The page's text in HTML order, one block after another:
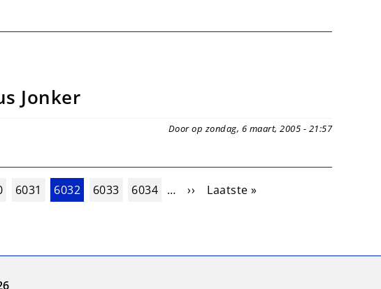
Jonker
Door op zondag, 6 maart, 2005 - 21:57
Pagina
6031 Huidige pagina
6032 Pagina
6033 Pagina
6034 … Volgende pagina
›› Laatste pagina
Laatste »